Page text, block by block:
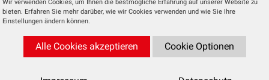
Bilder in meist hoher Auflösung. Sie sind mit
Cloud, auf das Handy, das Tablet oder den
das Heimnetzwerk oder die Systeme von
Einfallstor sind unsichere Passwörter. Viele
Standardpasswörtern oder nutzen in
Wir verwenden Cookies, um Ihnen die bestmögliche Erfahrung auf unserer Website zu
bieten. Erfahren Sie mehr darüber, wie wir Cookies verwenden und wie Sie Ihre
Einstellungen ändern können.
Alle Cookies akzeptieren Cookie Optionen